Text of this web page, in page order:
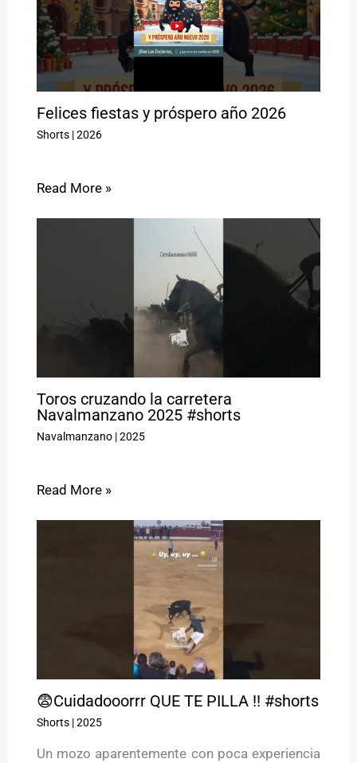
Felices fiestas y próspero año 2026
Shorts|2026
Read More »
Toros cruzando la carretera
Navalmanzano 2025 #shorts
Navalmanzano|2025
Read More »
😨Cuidadooorrr QUE TE PILLA !! #shorts
Shorts|2025
Un mozo aparentemente con poca experiencia